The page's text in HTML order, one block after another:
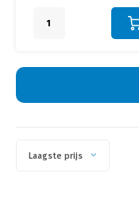
Laagste prijs